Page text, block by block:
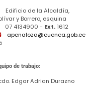
Edificio de la Alcaldía,
y Borrero, esquina
07 4134900 - Ext.1612
apenaloza@cuenca.gob.ec
de trabajo:
Edgar Adrian Durazno